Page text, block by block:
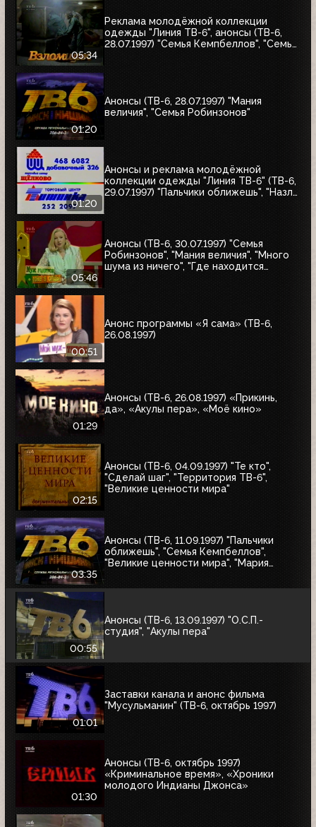
05:34
Реклама молодёжной коллекции
одежды "Линия ТВ-6", анонсы (ТВ-6,
28.07.1997) "Семья Кемпбеллов", "Семья
01:20
Анонсы (ТВ-6, 28.07.1997) "Мания
величия", "Семья Робинзонов"
01:20
Анонсы и реклама молодёжной
коллекции одежды "Линия ТВ-6" (ТВ-6,
29.07.1997) "Пальчики оближешь", "Назло
05:46
Анонсы (ТВ-6, 30.07.1997) "Семья
Робинзонов", "Мания величия", "Много
шума из ничего", "Где находится
00:51
Анонс программы «Я сама» (ТВ-6,
26.08.1997)
01:29
Анонсы (ТВ-6, 26.08.1997) «Прикинь,
да», «Акулы пера», «Моё кино»
02:15
Анонсы (ТВ-6, 04.09.1997) "Те кто",
"Сделай шаг", "Территория ТВ-6",
"Великие ценности мира"
03:35
Анонсы (ТВ-6, 11.09.1997) "Пальчики
оближешь", "Семья Кемпбеллов",
"Великие ценности мира", "Мария
00:55
Анонсы (ТВ-6, 13.09.1997) "О.С.П.-
студия", "Акулы пера"
01:01
Заставки канала и анонс фильма
"Мусульманин" (ТВ-6, октябрь 1997)
01:30
Анонсы (ТВ-6, октябрь 1997)
«Криминальное время», «Хроники
молодого Индианы Джонса»